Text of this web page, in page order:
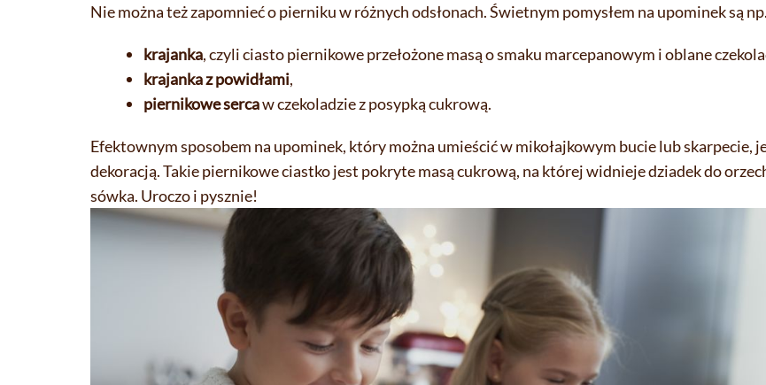
Nie można też zapomnieć o pierniku w różnych odsłonach. Świetnym pomysłem na upominek są np.
krajanka, czyli ciasto piernikowe przełożone masą o smaku marcepanowym i oblane
krajanka z powidłami,
piernikowe sercaw czekoladzie z posypką cukrową.
Efektownym sposobem na upominek, który można umieścić w mikołajkowym bucie lub skarpecie,
dekoracją. Takie piernikowe ciastko jest pokryte masą cukrową, na której widnieje dziadek do
sówka. Uroczo i pysznie!